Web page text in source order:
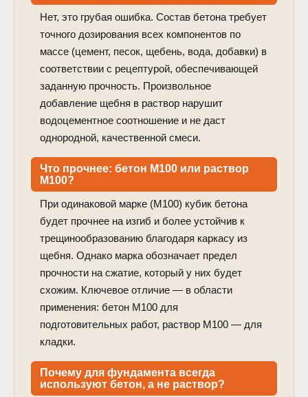
Нет, это грубая ошибка. Состав бетона требует
точного дозирования всех компонентов по
массе (цемент, песок, щебень, вода, добавки) в
соответствии с рецептурой, обеспечивающей
заданную прочность. Произвольное
добавление щебня в раствор нарушит
водоцементное соотношение и не даст
однородной, качественной смеси.
Что прочнее: бетон М100 или раствор
М100?
При одинаковой марке (М100) кубик бетона
будет прочнее на изгиб и более устойчив к
трещинообразованию благодаря каркасу из
щебня. Однако марка обозначает предел
прочности на сжатие, который у них будет
схожим. Ключевое отличие — в области
применения: бетон М100 для
подготовительных работ, раствор М100 — для
кладки.
Почему для фундамента всегда
используют бетон, а не раствор?